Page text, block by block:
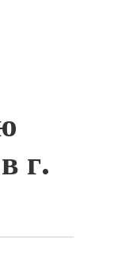
г.